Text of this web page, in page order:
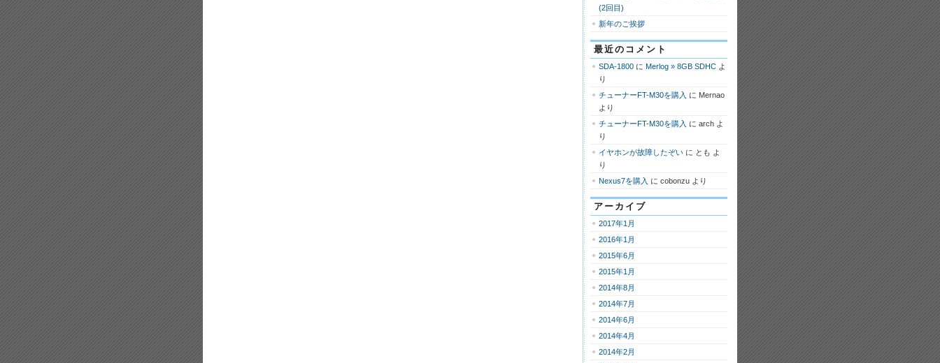
(2回目)
新年のご挨拶
最近のコメント
SDA-1800 に Merlog » 8GB SDHC よ
り
チューナーFT-M30を購入 に Mernao
より
チューナーFT-M30を購入 に arch よ
り
イヤホンが故障したぞい に とも よ
り
Nexus7を購入 に cobonzu より
アーカイブ
2017年1月
2016年1月
2015年6月
2015年1月
2014年8月
2014年7月
2014年6月
2014年4月
2014年2月